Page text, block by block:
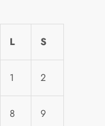
L S
1 2
8 9